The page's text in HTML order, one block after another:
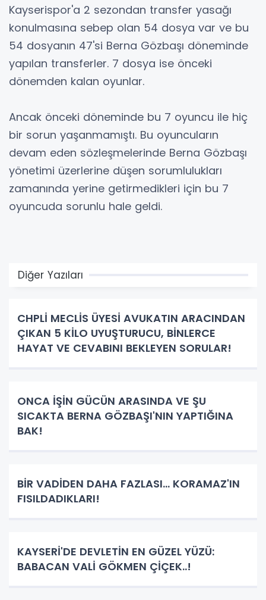
Kayserispor'a 2 sezondan transfer yasağı
konulmasına sebep olan 54 dosya var ve bu
54 dosyanın 47'si Berna Gözbaşı döneminde
yapılan transferler. 7 dosya ise önceki
dönemden kalan oyunlar.
Ancak önceki döneminde bu 7 oyuncu ile hiç
bir sorun yaşanmamıştı. Bu oyuncuların
devam eden sözleşmelerinde Berna Gözbaşı
yönetimi üzerlerine düşen sorumlulukları
zamanında yerine getirmedikleri için bu 7
oyuncuda sorunlu hale geldi.
Diğer Yazıları
CHPLİ MECLİS ÜYESİ AVUKATIN ARACINDAN
ÇIKAN 5 KİLO UYUŞTURUCU, BİNLERCE
HAYAT VE CEVABINI BEKLEYEN SORULAR!
ONCA İŞİN GÜCÜN ARASINDA VE ŞU
SICAKTA BERNA GÖZBAŞI'NIN YAPTIĞINA
BAK!
BİR VADİDEN DAHA FAZLASI… KORAMAZ'IN
FISILDADIKLARI!
KAYSERİ'DE DEVLETİN EN GÜZEL YÜZÜ:
BABACAN VALİ GÖKMEN ÇİÇEK..!